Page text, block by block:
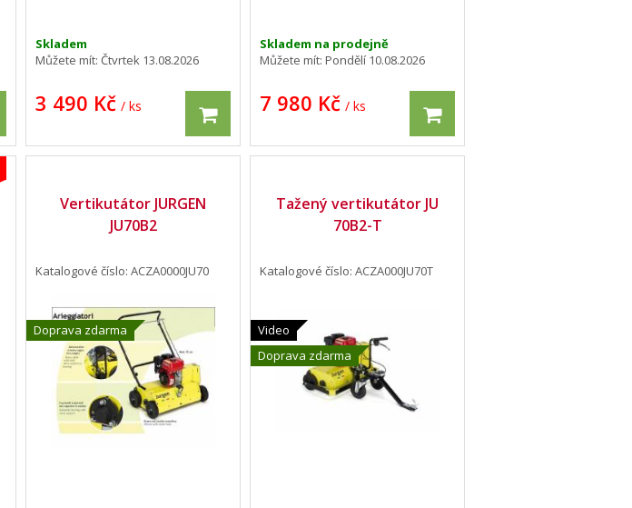
Skladem
Můžete mít: Čtvrtek 13.08.2026
3 490 Kč / ks
Skladem na prodejně
Můžete mít: Pondělí 10.08.2026
7 980 Kč / ks
Vertikutátor JURGEN
JU70B2
Doprava zdarma
Katalogové číslo: ACZA0000JU70
Tažený vertikutátor JU
70B2-T
Video
Doprava zdarma
Katalogové číslo: ACZA000JU70T